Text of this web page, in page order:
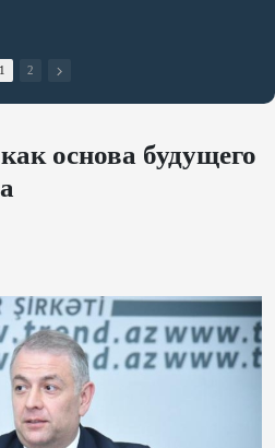
1 2
основа будущего